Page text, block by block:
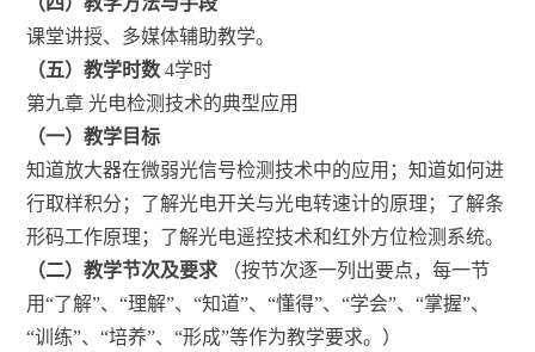
课堂讲授、多媒体辅助教学。
（五）教学时数4学时
第九章 光电检测技术的典型应用
（一）教学目标
知道放大器在微弱光信号检测技术中的应用；知道如何进
行取样积分；了解光电开关与光电转速计的原理；了解条
形码工作原理；了解光电遥控技术和红外方位检测系统。
（二）教学节次及要求 （按节次逐一列出要点，每一节
用“了解”、“理解”、“知道”、“懂得”、“学会”、“掌握”、
“训练”、“培养”、“形成”等作为教学要求。）